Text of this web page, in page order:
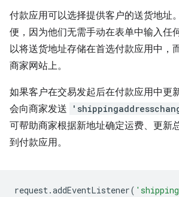
付款应用可以选择提供客户的送货地址
便，因为他们无需手动在表单中输入任
以将送货地址存储在首选付款应用中，
商家网站上。
如果客户在交易发起后在付款应用中更
会向商家发送
可帮助商家根据新地址确定运费、更新
到付款应用。
request.addEventListener(